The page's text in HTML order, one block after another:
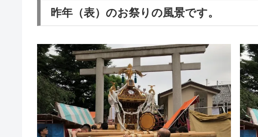
昨年（表）のお祭りの風景です。